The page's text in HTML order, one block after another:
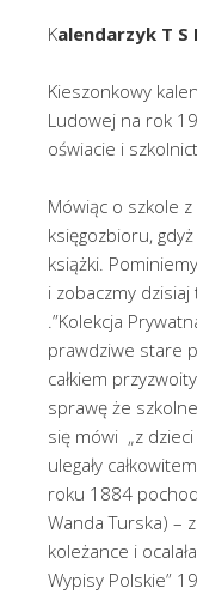
Kalendarzyk T S
Kieszonkowy
Ludowej na rok
oświacie i
Mówiąc o szkole
księgozbioru,
książki.
i zobaczmy
.”Kolekcja
prawdziwe stare
całkiem
sprawę że
się mówi „z
ulegały
roku 1884
Wanda Turska) –
koleżance i
Wypisy Polskie”